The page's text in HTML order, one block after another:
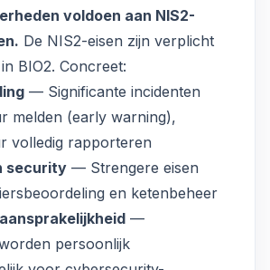
voldoen aan NIS2-
De NIS2-eisen zijn verplicht
BIO2. Concreet:
— Significante incidenten
melden (early warning),
volledig rapporteren
security — Strengere eisen
en ketenbeheer
—
persoonlijk